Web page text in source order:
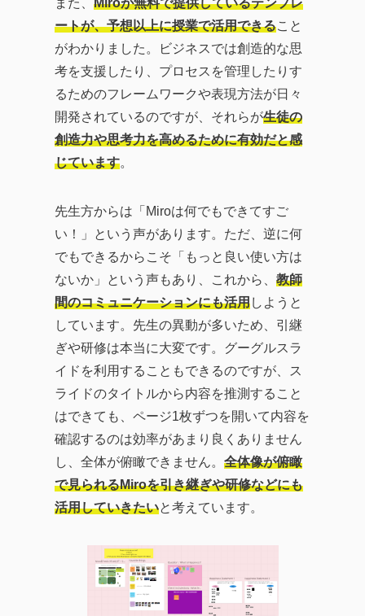
ートが、予想以上に授業で活用できること
がわかりました。ビジネスでは創造的な思
考を支援したり、プロセスを管理したりす
るためのフレームワークや表現方法が日々
開発されているのですが、それらが生徒の
創造力や思考力を高めるために有効だと感
じています。
先生方からは「Miroは何でもできてすご
い！」という声があります。ただ、逆に何
でもできるからこそ「もっと良い使い方は
ないか」という声もあり、これから、 教師
間のコミュニケーションにも活用しようと
しています。先生の異動が多いため、引継
ぎや研修は本当に大変です。グーグルスラ
イドを利用することもできるのですが、ス
ライドのタイトルから内容を推測すること
はできても、ページ1枚ずつを開いて内容を
確認するのは効率があまり良くありません
し、全体が俯瞰できません。 全体像が俯瞰
で見られるMiroを引き継ぎや研修などにも
活用していきたいと考えています。